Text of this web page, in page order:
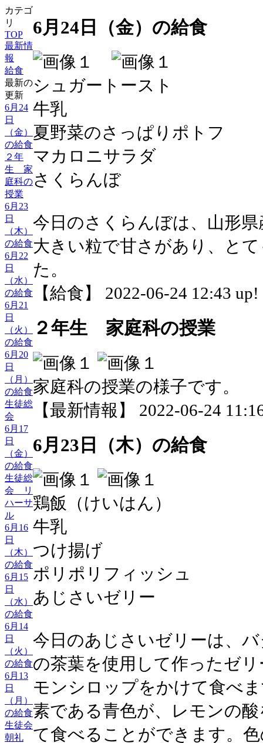
カテゴ
リ
TOP
最新情
報
給食
最新の
更新
6月24
日
（金）
の給食
２年
生 家
庭科の
授業
6月23
日
（木）
の給食
6月22
日
（水）
の給食
6月21
日
（火）
の給食
6月20
日
（月）
の給食
生徒総
会
6月17
日
（金）
の給食
生徒総
会 リ
ハーサ
ル
6月16
日
（木）
の給食
6月15
日
（水）
の給食
6月14
日
（火）
の給食
6月13
日
（月）
の給食
生徒会
朝礼
6月24日（金）の給食
シュガートースト
牛乳
夏野菜のさっぱりポトフ
マカロニサラダ
さくらんぼ
今日のさくらんぼは、山形
大きい粒で甘さがあり、と
た。
【給食】 2022-06-24 12:43 up!
２年生 家庭科の授業
家庭科の授業の様子です。
【最新情報】 2022-06-24
6月23日（木）の給食
鶏飯（けいはん）
牛乳
つけ揚げ
ポリポリフィッシュ
あじさいゼリー
今日のあじさいゼリーは、
の茶葉を使用して作ったゼ
モンシロップをかけて食べ
素である青色が、レモンの
て食べることができます。